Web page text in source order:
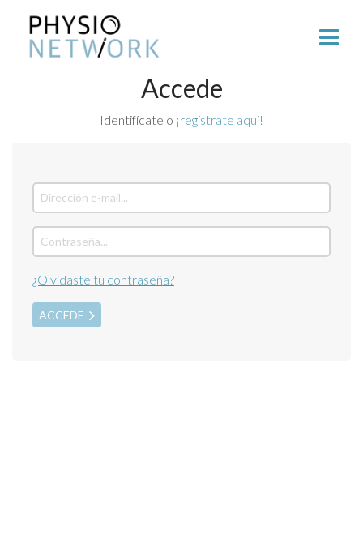
Accede
Identifícate o ¡regístrate aquí!
¿Olvidaste tu contraseña?
ACCEDE